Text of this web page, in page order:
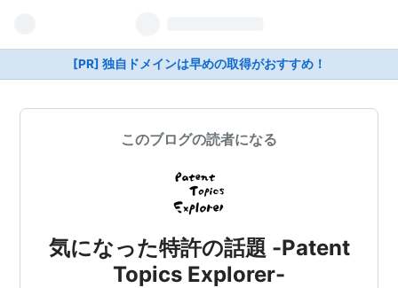
[PR] 独自ドメインは早めの取得がおすすめ！
このブログの読者になる
気になった特許の話題 -Patent
Topics Explorer-